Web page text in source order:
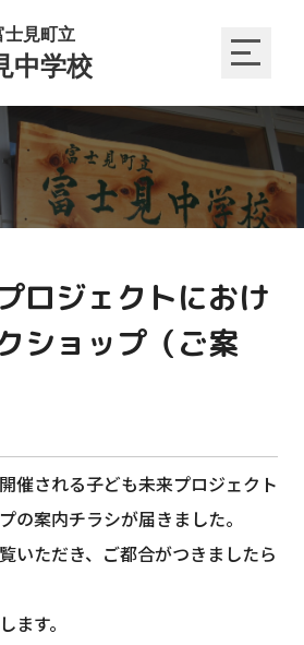
ロジェクトにおけ
ショップ（ご案
催される子ども未来プロジェクト
の案内チラシが届きました。
いただき、ご都合がつきましたら
ます。